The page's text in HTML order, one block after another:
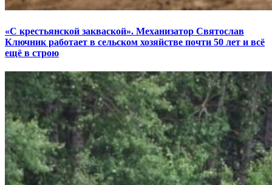
«С крестьянской закваской». Механизатор Святослав
Ключник работает в сельском хозяйстве почти 50 лет и всё
ещё в строю